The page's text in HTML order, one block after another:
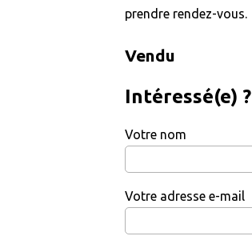
prendre rendez-vous.
Vendu
Intéressé(e) ?
Votre nom
Votre adresse e-mail